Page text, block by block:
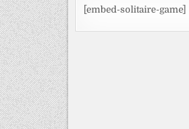
[embed-solitaire-game]